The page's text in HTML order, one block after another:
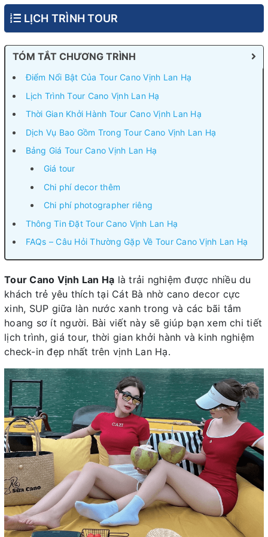
LỊCH TRÌNH TOUR
TÓM TẮT CHƯƠNG TRÌNH
Điểm Nổi Bật Của Tour Cano Vịnh Lan Hạ
Lịch Trình Tour Cano Vịnh Lan Hạ
Thời Gian Khởi Hành Tour Cano Vịnh Lan Hạ
Dịch Vụ Bao Gồm Trong Tour Cano Vịnh Lan Hạ
Bảng Giá Tour Cano Vịnh Lan Hạ
Giá tour
Chi phí decor thêm
Chi phí photographer riêng
Thông Tin Đặt Tour Cano Vịnh Lan Hạ
FAQs – Câu Hỏi Thường Gặp Về Tour Cano Vịnh Lan Hạ
Tour Cano Vịnh Lan Hạ là trải nghiệm được nhiều du
khách trẻ yêu thích tại Cát Bà nhờ cano decor cực
xinh, SUP giữa làn nước xanh trong và các bãi tắm
hoang sơ ít người. Bài viết này sẽ giúp bạn xem chi tiết
lịch trình, giá tour, thời gian khởi hành và kinh nghiệm
check-in đẹp nhất trên vịnh Lan Hạ.